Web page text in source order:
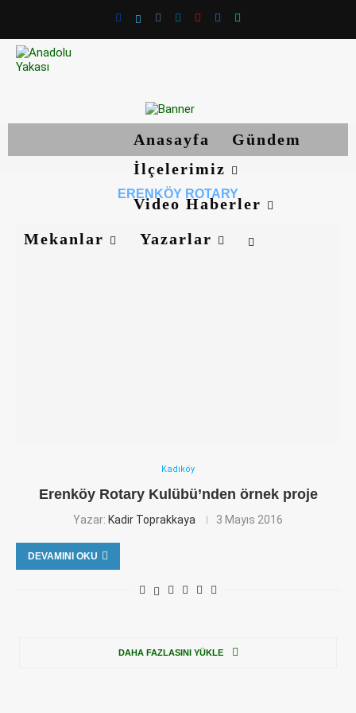
Anasayfa
Gündem
İlçelerimiz
Video Haberler
Mekanlar
Yazarlar
ERENKÖY ROTARY
Kadıköy
Erenköy Rotary Kulübü’nden örnek proje
Yazar: Kadir Toprakkaya 3 Mayıs 2016
DEVAMINI OKU
DAHA FAZLASINI YÜKLE